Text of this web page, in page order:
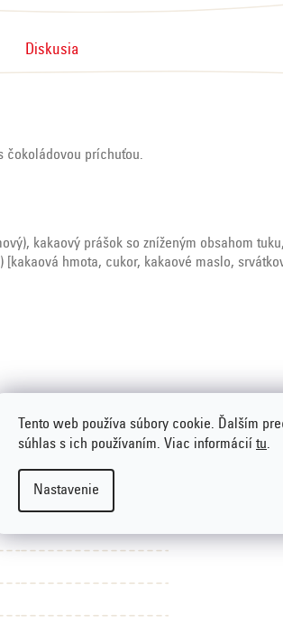
Tento web používa súbory cookie. Ďalším
súhlas s ich používaním. Viac informácií tu.
Nastavenie
Diskusia
čokoládovou príchuťou.
kakaový prášok so zníženým obsahom
[kakaová hmota, cukor, kakaové maslo,